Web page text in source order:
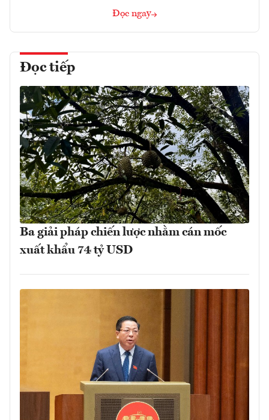
Đọc ngay
Đọc tiếp
Ba giải pháp chiến lược nhằm cán mốc
xuất khẩu 74 tỷ USD